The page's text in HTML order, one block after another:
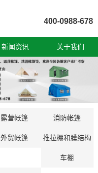
400-0988-678
新闻资讯 关于我们
露营帐篷 消防帐篷
外贸帐篷 推拉棚和膜结构
车棚